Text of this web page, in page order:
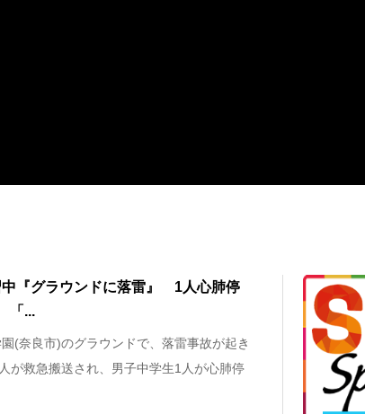
中『グラウンドに落雷』 1人心肺停
「...
(奈良市)のグラウンドで、落雷事故が起き
が救急搬送され、男子中学生1人が心肺停